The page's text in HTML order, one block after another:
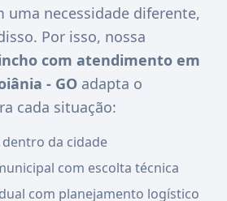
uma necessidade diferente,
Por isso, nossa
com atendimento em
- GO adapta o
cada situação:
da cidade
com escolta técnica
com planejamento logístico